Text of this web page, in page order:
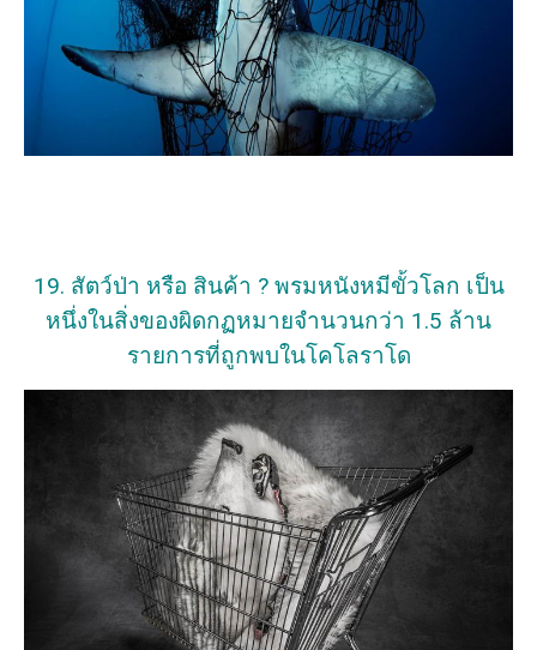
19. สัตว์ป่า หรือ สินค้า ? พรมหนังหมีขั้วโลก เป็น
หนึ่งในสิ่งของผิดกฏหมายจำนวนกว่า 1.5 ล้าน
รายการที่ถูกพบในโคโลราโด